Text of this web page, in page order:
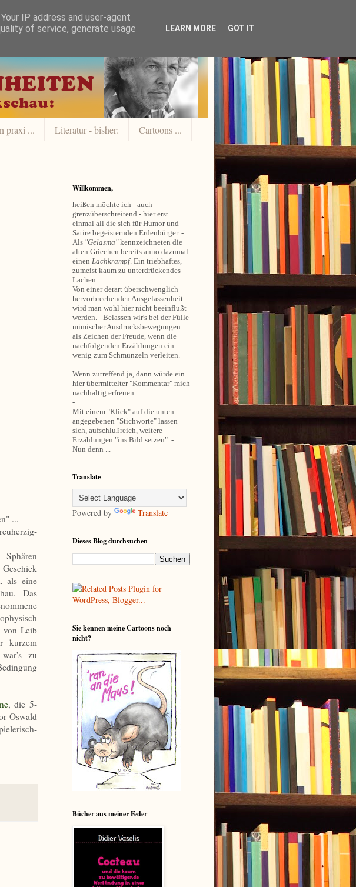
praxi ... Literatur - bisher:
Cartoons ...
...
als eine
Das
von Leib
kurzem
zu
, die 5-
Oswald
Willkommen,
heißen möchte ich - auch
grenzüberschreitend - hier erst
einmal all die sich für Humor und
Satire begeisternden Erdenbürger. -
Als "Gelasma"kennzeichneten die
alten Griechen bereits anno dazumal
einen Lachkrampf. Ein triebhaftes,
zumeist kaum zu unterdrückendes
Lachen ...
Von einer derart überschwenglich
hervorbrechenden Ausgelassenheit
wird man wohl hier nicht beeinflußt
werden. - Belassen wir's bei der Fülle
mimischer Ausdrucksbewegungen
als Zeichen der Freude, wenn die
nachfolgenden Erzählungen ein
wenig zum Schmunzeln verleiten.
-
Wenn zutreffend ja, dann würde ein
hier übermittelter "Kommentar" mich
nachhaltig erfreuen.
-
Mit einem "Klick" auf die unten
angegebenen "Stichworte" lassen
sich, aufschlußreich, weitere
Erzählungen "ins Bild setzen". -
Nun denn ...
Translate
Powered by Translate
Dieses Blog durchsuchen
Sie kennen meine Cartoons noch
nicht?
Bücher aus meiner Feder
IP address and user-agent
of service, generate usage
LEARN MORE GOT IT